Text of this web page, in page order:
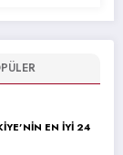
EN İYİ 24